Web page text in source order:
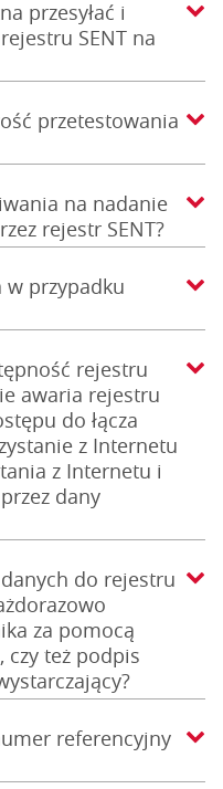
przesyłać i
SENT na
przetestowania
na nadanie
rejestr SENT?
w przypadku
rejestru
awaria rejestru
do łącza
z Internetu
z Internetu i
dany
do rejestru
za pomocą
też podpis
referencyjny